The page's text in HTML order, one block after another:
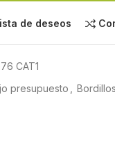
de deseos
CAT1
presupuesto